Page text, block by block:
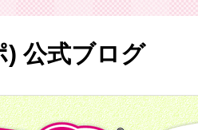
) 公式ブログ